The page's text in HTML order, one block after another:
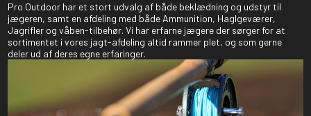
Pro Outdoor har et stort udvalg af både beklædning og udstyr til
jægeren, samt en afdeling med både Ammunition, Haglgeværer,
Jagrifler og våben-tilbehør. Vi har erfarne jægere der sørger for at
sortimentet i vores jagt-afdeling altid rammer plet, og som gerne
deler ud af deres egne erfaringer.